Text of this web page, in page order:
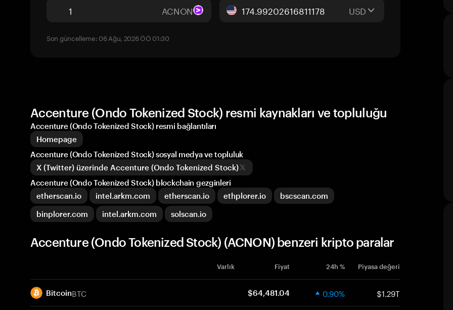
ACNON USD
Son güncelleme: 06 Ağu, 2026 ÖÖ 01:30
Accenture (Ondo Tokenized Stock) resmi kaynakları ve topluluğu
Accenture (Ondo Tokenized Stock) resmi bağlantıları
Homepage
Accenture (Ondo Tokenized Stock) sosyal medya ve topluluk
X (Twitter) üzerinde Accenture (Ondo Tokenized Stock)
Accenture (Ondo Tokenized Stock) blockchain gezginleri
etherscan.io
intel.arkm.com etherscan.io ethplorer.io
bscscan.com
binplorer.com
intel.arkm.com solscan.io
Accenture (Ondo Tokenized Stock) (ACNON) benzeri kripto paralar
Varlık Fiyat 24h % Piyasa değeri
BitcoinBTC $64,481.04 0.90% $1.29T